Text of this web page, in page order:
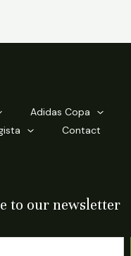
Adidas Copa
Contact
to our newsletter